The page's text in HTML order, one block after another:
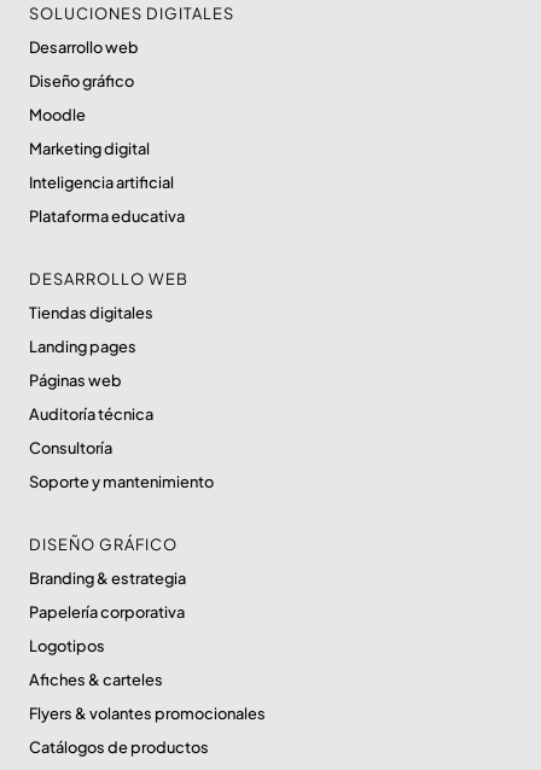
SOLUCIONES DIGITALES
Desarrollo web
Diseño gráfico
Moodle
Marketing digital
Inteligencia artificial
Plataforma educativa
DESARROLLO WEB
Tiendas digitales
Landing pages
Páginas web
Auditoría técnica
Consultoría
Soporte y mantenimiento
DISEÑO GRÁFICO
Branding & estrategia
Papelería corporativa
Logotipos
Afiches & carteles
Flyers & volantes promocionales
Catálogos de productos